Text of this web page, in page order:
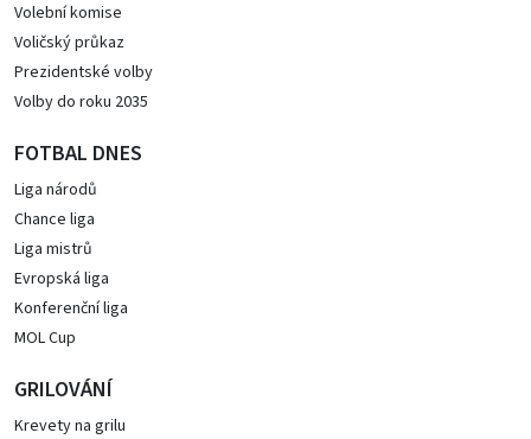
Volební komise
Voličský průkaz
Prezidentské volby
Volby do roku 2035
FOTBAL DNES
Liga národů
Chance liga
Liga mistrů
Evropská liga
Konferenční liga
MOL Cup
GRILOVÁNÍ
Krevety na grilu